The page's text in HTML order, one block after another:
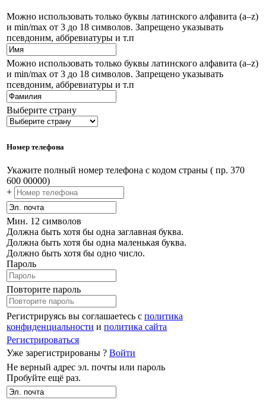
Можно использовать только буквы латинского алфавита (a–z)
и min/max от 3 до 18 символов. Запрещено указывать
псевдоним, аббревиатуры и т.п
Можно использовать только буквы латинского алфавита (a–z)
и min/max от 3 до 18 символов. Запрещено указывать
псевдоним, аббревиатуры и т.п
Выберите страну
Номер телефона
Укажите полный номер телефона с кодом страны ( пр. 370
600 00000)
+
Мин. 12 символов
Должна быть хотя бы одна заглавная буква.
Должна быть хотя бы одна маленькая буква.
Должно быть хотя бы одно число.
Пароль
Повторите пароль
Регистрируясь вы соглашаетесь с политика
конфиденциальности и политика сайта
Регистрироваться
Уже зарегистрированы ? Войти
Не верный адрес эл. почты или пароль
Пробуйте ещё раз.